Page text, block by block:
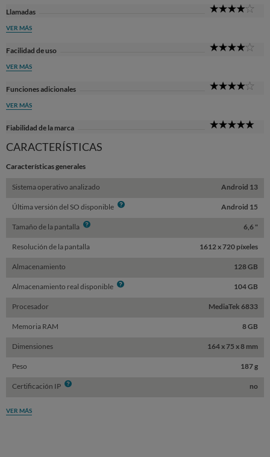
Llamadas
VER MÁS
Facilidad de uso
VER MÁS
Funciones adicionales
VER MÁS
Fiabilidad de la marca
CARACTERÍSTICAS
Características generales
Sistema operativo analizado Android 13
Última versión del SO disponible Info Android 15
Tamaño de la pantalla Info 6,6 "
Resolución de la pantalla 1612 x 720 píxeles
Almacenamiento 128 GB
Almacenamiento real disponible Info 104 GB
Procesador MediaTek 6833
Memoria RAM 8 GB
Dimensiones 164 x 75 x 8 mm
Peso 187 g
Certificación IP Info no
VER MÁS